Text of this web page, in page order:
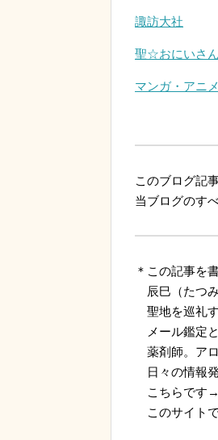
諏訪大社
聖☆おにいさん
マンガ・アニ
このブログ記
当ブログのす
＊この記事を
辰巳（たつみ
聖地を巡礼す
メール鑑定と
薬剤師。アロ
日々の情報発
こちらです
このサイトで